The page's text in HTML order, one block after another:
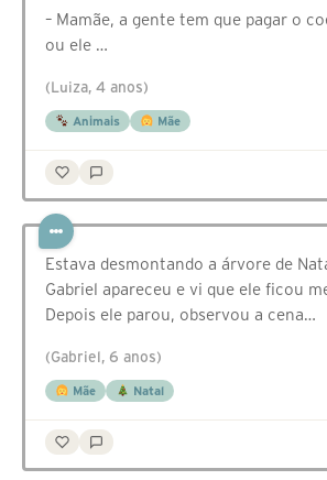
– Mamãe, a gente tem que pagar o
ou ele …
(Luiza, 4 anos)
Animais Mãe
Estava desmontando a árvore de
Gabriel apareceu e vi que ele ficou
Depois ele parou, observou a cena…
(Gabriel, 6 anos)
Mãe Natal